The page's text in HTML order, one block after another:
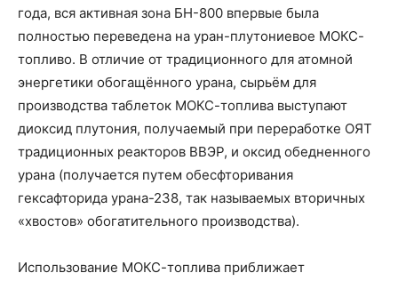
года, вся активная зона БН-800 впервые была
полностью переведена на уран-плутониевое МОКС-
топливо. В отличие от традиционного для атомной
энергетики обогащённого урана, сырьём для
производства таблеток МОКС-топлива выступают
диоксид плутония, получаемый при переработке ОЯТ
традиционных реакторов ВВЭР, и оксид обедненного
урана (получается путем обесфторивания
гексафторида урана-238, так называемых вторичных
«хвостов» обогатительного производства).
Использование МОКС-топлива приближает